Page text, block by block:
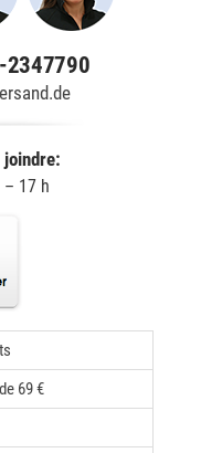
2347790
joindre:
– 17 h
69 €